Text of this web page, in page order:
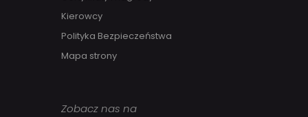
Kierowcy
Polityka Bezpieczeństwa
Mapa strony
Zobacz nas na